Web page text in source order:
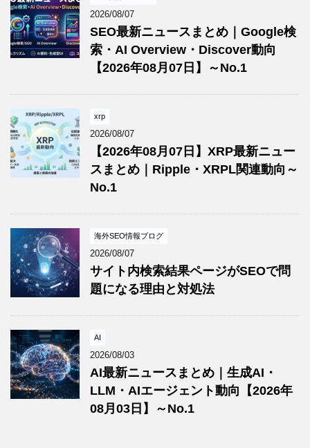
2026/08/07
SEO最新ニュースまとめ｜Google検
索・AI Overview・Discover動向
【2026年08月07日】～No.1
xrp
2026/08/07
【2026年08月07日】XRP最新ニュー
スまとめ｜Ripple・XRPL関連動向～
No.1
海外SEO情報ブログ
2026/08/07
サイト内検索結果ページがSEOで問
題になる理由と対処法
AI
2026/08/03
AI最新ニュースまとめ｜生成AI・
LLM・AIエージェント動向【2026年
08月03日】～No.1